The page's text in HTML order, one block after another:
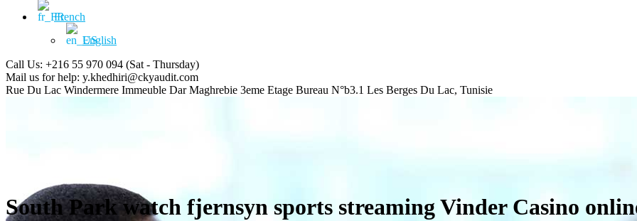
French
English
Call Us: +216 55 970 094 (Sat - Thursday)
Mail us for help: y.khedhiri@ckyaudit.com
Rue Du Lac Windermere Immeuble Dar Maghrebie 3eme Etage Bureau N°b3.1 Les Berges Du Lac, Tunisie
South Park watch fjernsyn sports streaming Vinder Casino